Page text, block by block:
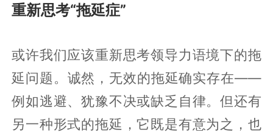
重新思考“拖延症”
或许我们应该重新思考领导力语境下的拖
延问题。诚然，无效的拖延确实存在——
例如逃避、犹豫不决或缺乏自律。但还有
另一种形式的拖延，它既是有意为之，也